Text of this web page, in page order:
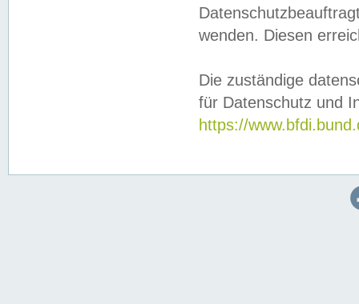
wenden. Diesen
Die zuständige
für Datenschutz und
https://